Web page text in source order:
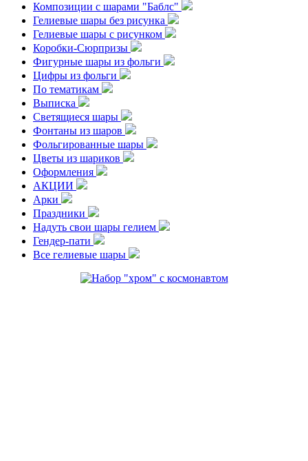
Композиции с шарами "Баблс"
Гелиевые шары без рисунка
Гелиевые шары с рисунком
Коробки-Сюрпризы
Фигурные шары из фольги
Цифры из фольги
По тематикам
Выписка
Светящиеся шары
Фонтаны из шаров
Фольгированные шары
Цветы из шариков
Оформления
АКЦИИ
Арки
Праздники
Надуть свои шары гелием
Гендер-пати
Все гелиевые шары